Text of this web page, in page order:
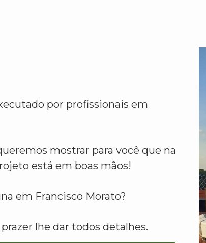
por profissionais em
mostrar para você que na
está em boas mãos!
em Francisco Morato?
lhe dar todos detalhes.